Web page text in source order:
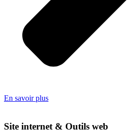
En savoir plus
Site internet & Outils web